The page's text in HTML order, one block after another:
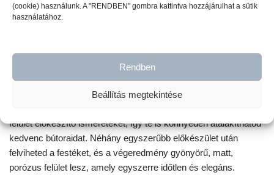
(cookie) használunk. A "RENDBEN" gombra kattintva hozzájárulhat a sütik
használatához.
Rendben
Beállítás megtekintése
Emelletta krétafesték rendkívül könnyen használható. Az
alkalmazása egyszerű, így akár tapasztalatlan festők is kiváló
felület előkészítő ismereteket, így te is könnyedén átalakíthatod
kedvenc bútoraidat. Néhány egyszerűbb előkészület után
felviheted a festéket, és a végeredmény gyönyörű, matt,
porózus felület lesz, amely egyszerre időtlen és elegáns.